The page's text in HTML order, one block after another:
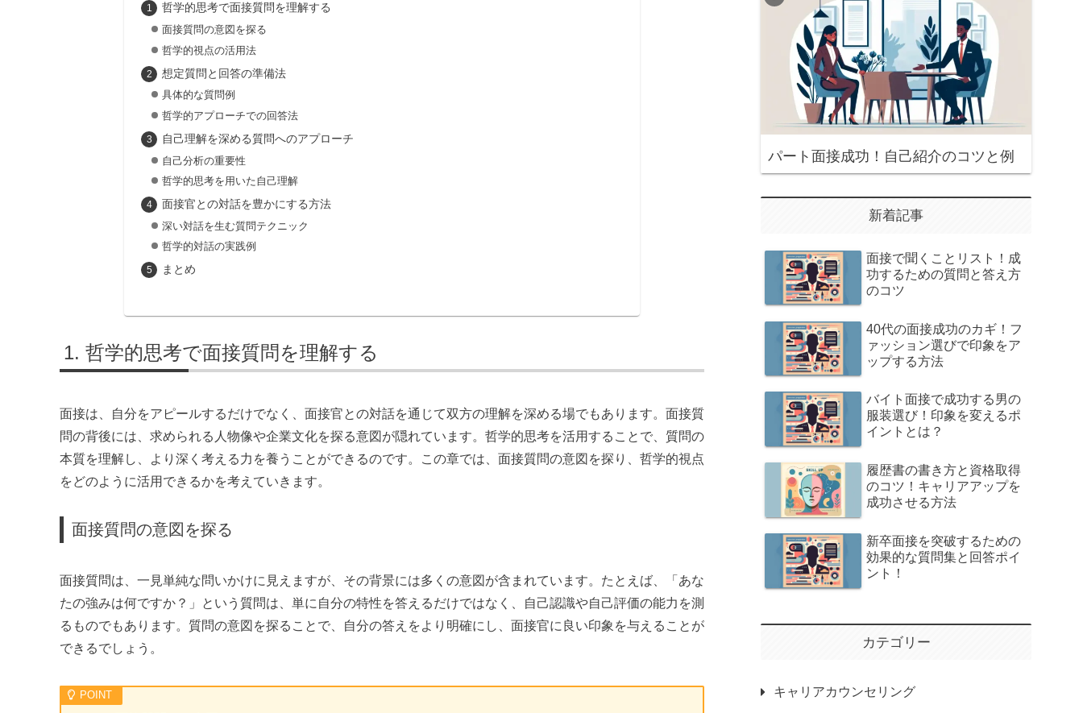
哲学的思考で面接質問を理解する
面接質問の意図を探る
哲学的視点の活用法
想定質問と回答の準備法
具体的な質問例
哲学的アプローチでの回答法
自己理解を深める質問へのアプローチ
自己分析の重要性
哲学的思考を用いた自己理解
面接官との対話を豊かにする方法
深い対話を生む質問テクニック
哲学的対話の実践例
まとめ
哲学的思考で面接質問を理解する
面接は、自分をアピールするだけでなく、面接官との対話を通じて双方の理解を深める場でもあります。面接質
問の背後には、求められる人物像や企業文化を探る意図が隠れています。哲学的思考を活用することで、質問の
本質を理解し、より深く考える力を養うことができるのです。この章では、面接質問の意図を探り、哲学的視点
をどのように活用できるかを考えていきます。
面接質問の意図を探る
面接質問は、一見単純な問いかけに見えますが、その背景には多くの意図が含まれています。たとえば、「あな
たの強みは何ですか？」という質問は、単に自分の特性を答えるだけではなく、自己認識や自己評価の能力を測
るものでもあります。質問の意図を探ることで、自分の答えをより明確にし、面接官に良い印象を与えることが
できるでしょう。
パート面接成功！自己紹介のコツと例
新着記事
面接で聞くことリスト！成
功するための質問と答え方
のコツ
40代の面接成功のカギ！フ
ァッション選びで印象をア
ップする方法
バイト面接で成功する男の
服装選び！印象を変えるポ
イントとは？
履歴書の書き方と資格取得
のコツ！キャリアアップを
成功させる方法
新卒面接を突破するための
効果的な質問集と回答ポイ
ント！
カテゴリー
キャリアカウンセリング